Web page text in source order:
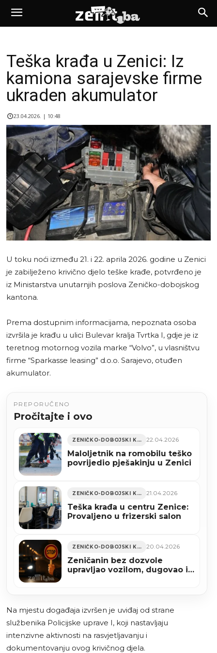
Teška krađa u Zenici: Iz
kamiona sarajevske firme
ukraden akumulator
23.04.2026. | 10:48
U toku noći između 21. i 22. aprila 2026. godine u Zenici
je zabilježeno krivično djelo teške krađe, potvrđeno je
iz Ministarstva unutarnjih poslova Zeničko-dobojskog
kantona.
Prema dostupnim informacijama, nepoznata osoba
izvršila je krađu u ulici Bulevar kralja Tvrtka I, gdje je iz
teretnog motornog vozila marke “Volvo”, u vlasništvu
firme “Sparkasse leasing” d.o.o. Sarajevo, otuđen
akumulator.
PREPORUČENO
Pročitajte i ovo
ZENIČKO-DOBOJSKI KANTON 22.04.2026
Maloljetnik na romobilu teško
povrijedio pješakinju u Zenici
ZENIČKO-DOBOJSKI KANTON 21.04.2026
Teška krađa u centru Zenice:
Provaljeno u frizerski salon
ZENIČKO-DOBOJSKI KANTON 20.04.2026
Zeničanin bez dozvole
upravljao vozilom, dugovao i
Na mjestu događaja izvršen je uviđaj od strane
službenika Policijske uprave I, koji nastavljaju
intenzivne aktivnosti na rasvjetljavanju i
dokumentovanju ovog krivičnog djela.